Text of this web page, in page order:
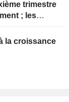
; les
: faire face à la croissance